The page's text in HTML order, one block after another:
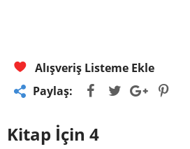
Alışveriş Listeme Ekle
Paylaş:
Kitap İçin 4